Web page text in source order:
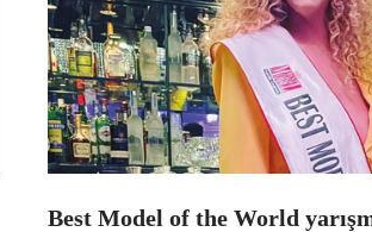
Best Model of the World